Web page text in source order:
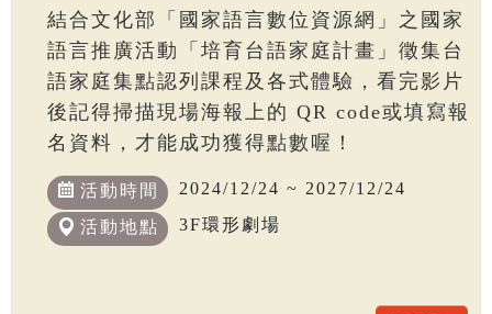
結合文化部「國家語言數位資源網」之國家
語言推廣活動「培育台語家庭計畫」徵集台
語家庭集點認列課程及各式體驗，看完影片
後記得掃描現場海報上的 QR code或填寫報
名資料，才能成功獲得點數喔！
活動時間 2024/12/24 ~ 2027/12/24
活動地點 3F環形劇場